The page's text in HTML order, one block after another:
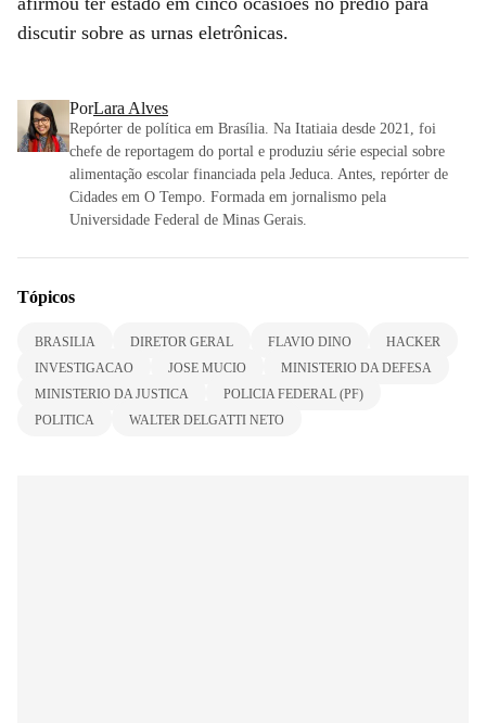
discutir sobre as urnas eletrônicas.
PorLara Alves
Repórter de política em Brasília. Na Itatiaia desde 2021, foi
chefe de reportagem do portal e produziu série especial sobre
alimentação escolar financiada pela Jeduca. Antes, repórter de
Cidades em O Tempo. Formada em jornalismo pela
Universidade Federal de Minas Gerais.
Tópicos
BRASILIA DIRETOR GERAL FLAVIO DINO
HACKER
INVESTIGACAO
JOSE MUCIO
MINISTERIO DA DEFESA
MINISTERIO DA JUSTICA
POLICIA FEDERAL (PF)
POLITICA
WALTER DELGATTI NETO